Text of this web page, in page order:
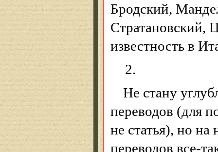
Бродский,
Стратановский,
известность в
2.
Не стану
переводов (для
не статья), но
переводов все-